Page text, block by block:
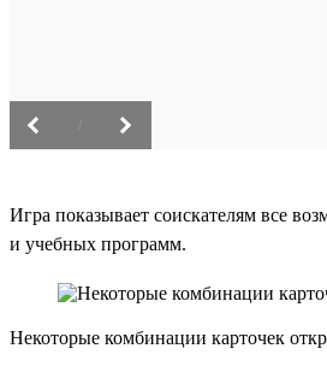
Игра показывает соискателям все
и учебных программ.
Некоторые комбинации карточек